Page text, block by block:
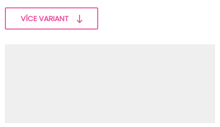
VÍCE VARIANT